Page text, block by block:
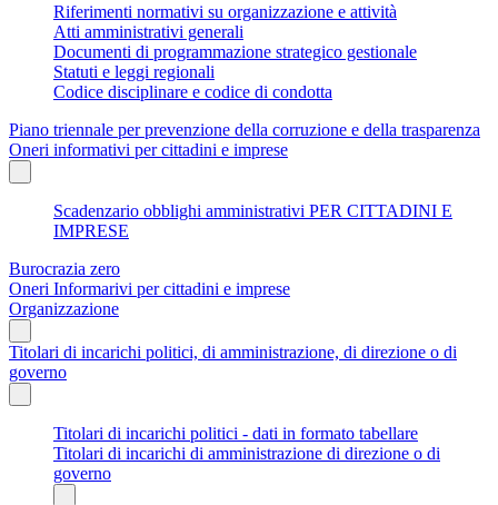
Riferimenti normativi su organizzazione e attività
Atti amministrativi generali
Documenti di programmazione strategico gestionale
Statuti e leggi regionali
Codice disciplinare e codice di condotta
Piano triennale per prevenzione della corruzione e della trasparenza
Oneri informativi per cittadini e imprese
Scadenzario obblighi amministrativi PER CITTADINI E
IMPRESE
Burocrazia zero
Oneri Informarivi per cittadini e imprese
Organizzazione
Titolari di incarichi politici, di amministrazione, di direzione o di
governo
Titolari di incarichi politici - dati in formato tabellare
Titolari di incarichi di amministrazione di direzione o di
governo